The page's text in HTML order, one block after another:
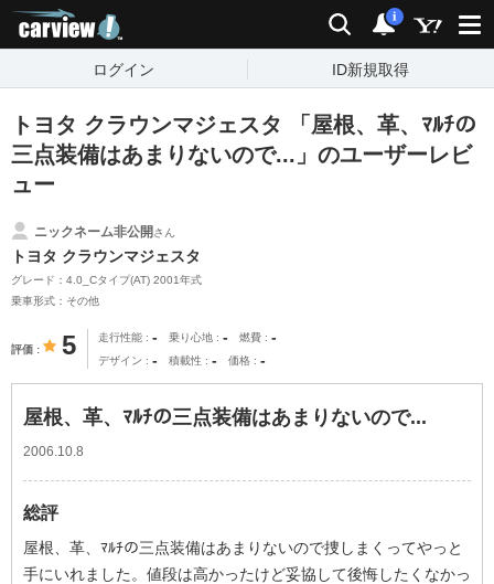
検索 通知
i
ログイン ID新規取得
トヨタ クラウンマジェスタ 「屋根、革、ﾏﾙﾁの
三点装備はあまりないので...」のユーザーレビ
ュー
ニックネーム非公開さん
トヨタ クラウンマジェスタ
グレード：4.0_Cタイプ(AT) 2001年式
乗車形式：その他
評価 5 走行性能 - 乗り心地 - 燃費 -
デザイン - 積載性 - 価格 -
屋根、革、ﾏﾙﾁの三点装備はあまりないので...
2006.10.8
総評
屋根、革、ﾏﾙﾁの三点装備はあまりないので捜しまくってやっと
手にいれました。値段は高かったけど妥協して後悔したくなかっ